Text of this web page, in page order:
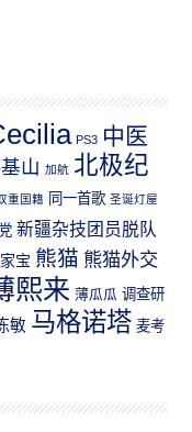
PS3 中医
山 加航 北极纪
重国籍 同一首歌 圣诞灯屋
新疆杂技团员脱队
宝 熊猫 熊猫外交
熙来 薄瓜瓜 调查研
敏 马格诺塔 麦考